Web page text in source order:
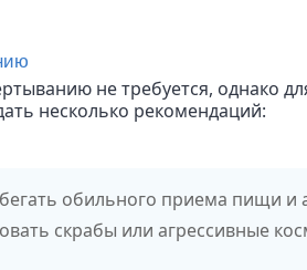
не требуется, однако
несколько рекомендаций:
обильного приема пищи и
скрабы или агрессивные